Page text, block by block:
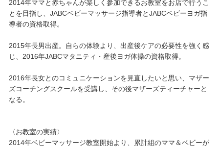
2014年ママと赤ちゃんが楽しく参加できるお教室をお店で行うこ
とを目指し、JABCベビーマッサージ指導者とJABCベビーヨガ指
導者の資格取得。
2015年長男出産。自らの体験より、出産後ケアの必要性を強く感
じ、2016年JABCマタニティ・産後ヨガ体操の資格取得。
2016年長女とのコミュニケーションを見直したいと思い、マザー
ズコーチングスクールを受講し、その後マザーズティーチャーと
なる。
〈お教室の実績〉
2014年ベビーマッサージ教室開始より、累計組のママ＆ベビーが